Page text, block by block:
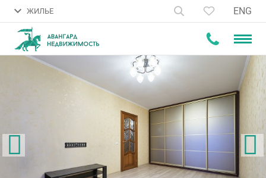
ЖИЛЬЕ ENG